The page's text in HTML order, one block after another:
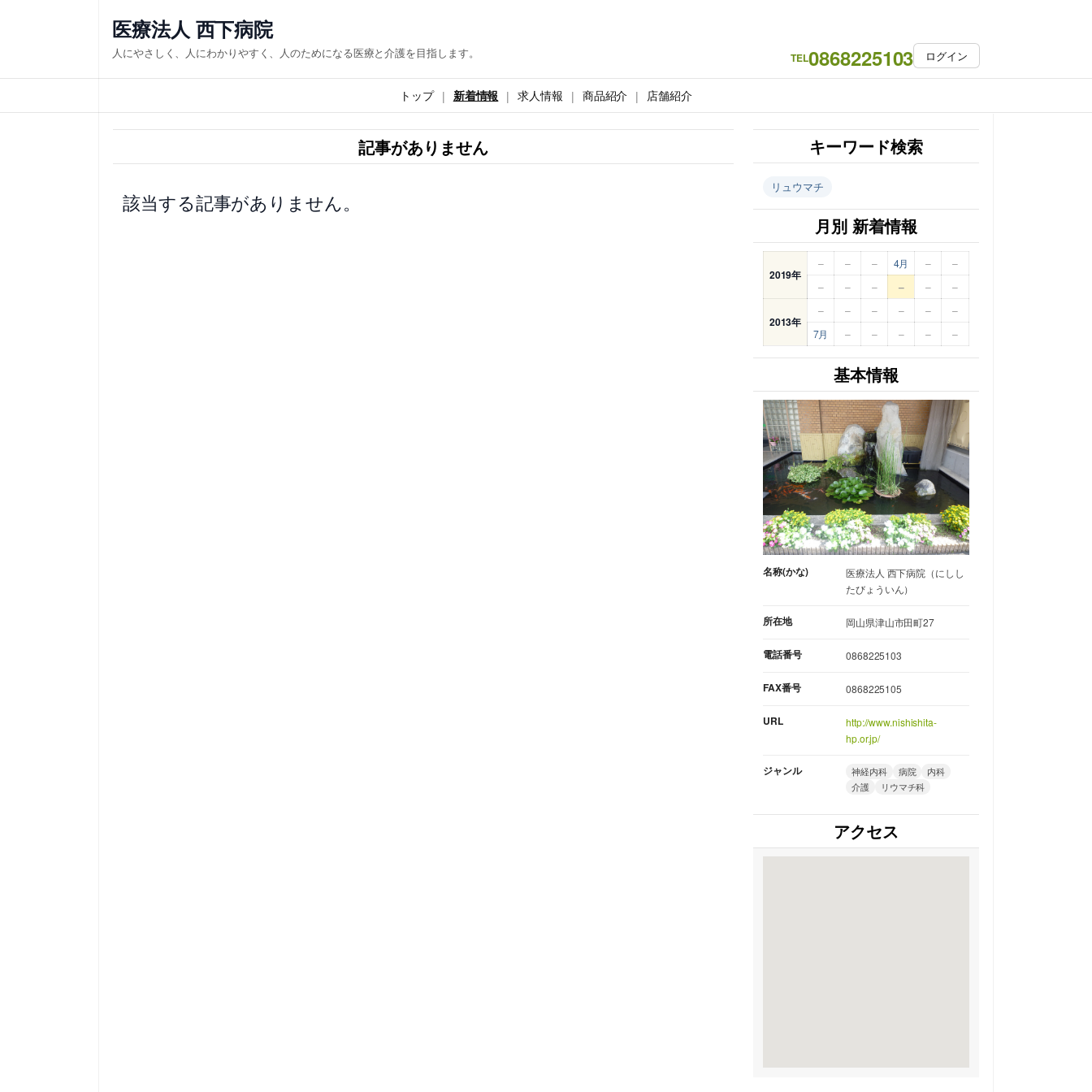
ス
キ
医療法人 西下病院
人にやさしく、人にわかりやすく、人のためになる医療と介護を目指します。 TEL0868225103 ログイン
トップ 新着情報 求人情報 商品紹介 店舗紹介
記事がありません
該当する記事がありません。
キーワード検索
リュウマチ
月別 新着情報
2019年
– – – 4月 –
–
–
– – – – –
2013年
– – – – –
–
7月
– – – – –
基本情報
名称(かな)
医療法人 西下病院（にしし
たびょういん）
所在地 岡山県津山市田町27
電話番号 0868225103
FAX番号 0868225105
URL
http://www.nishishita-
hp.or.jp/
ジャンル 神経内科 病院
内科
介護
リウマチ科
アクセス